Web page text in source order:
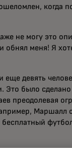
когда
не могу это
меня! Я
еще девять
было сделано
преодолевая
Маршалл
бесплатный